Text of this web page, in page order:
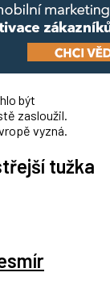
být
zasloužil.
vyzná.
tužka